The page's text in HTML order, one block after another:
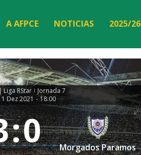
A AFPCE NOTICIAS 2025/26
Liga RStar | Jornada 7
Dez 2021 - 18:00
:0 Morgados Paramos